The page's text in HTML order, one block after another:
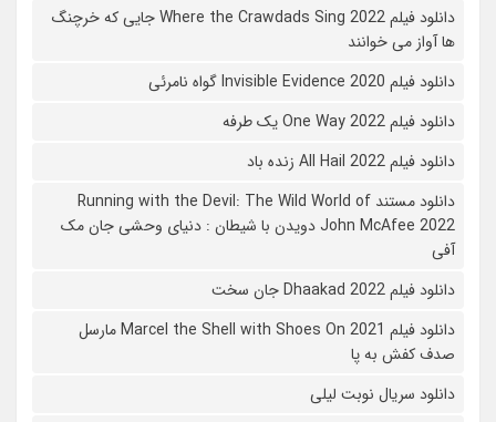
دانلود فیلم Where the Crawdads Sing 2022 جایی که خرچنگ
ها آواز می خوانند
دانلود فیلم 2020 Invisible Evidence گواه نامرئی
دانلود فیلم One Way 2022 یک طرفه
دانلود فیلم All Hail 2022 زنده باد
دانلود مستند Running with the Devil: The Wild World of
John McAfee 2022 دویدن با شیطان : دنیای وحشی جان مک
آفی
دانلود فیلم Dhaakad 2022 جان سخت
دانلود فیلم Marcel the Shell with Shoes On 2021 مارسل
صدف کفش به پا
دانلود سریال نوبت لیلی